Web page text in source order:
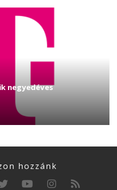
negyedéves
hozzánk